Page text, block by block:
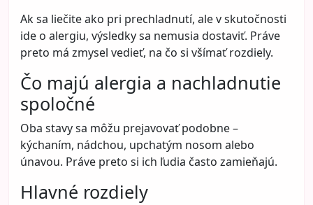
Ak sa liečite ako pri prechladnutí, ale v skutočnosti
ide o alergiu, výsledky sa nemusia dostaviť. Práve
preto má zmysel vedieť, na čo si všímať rozdiely.
Čo majú alergia a nachladnutie
spoločné
Oba stavy sa môžu prejavovať podobne –
kýchaním, nádchou, upchatým nosom alebo
únavou. Práve preto si ich ľudia často zamieňajú.
Hlavné rozdiely